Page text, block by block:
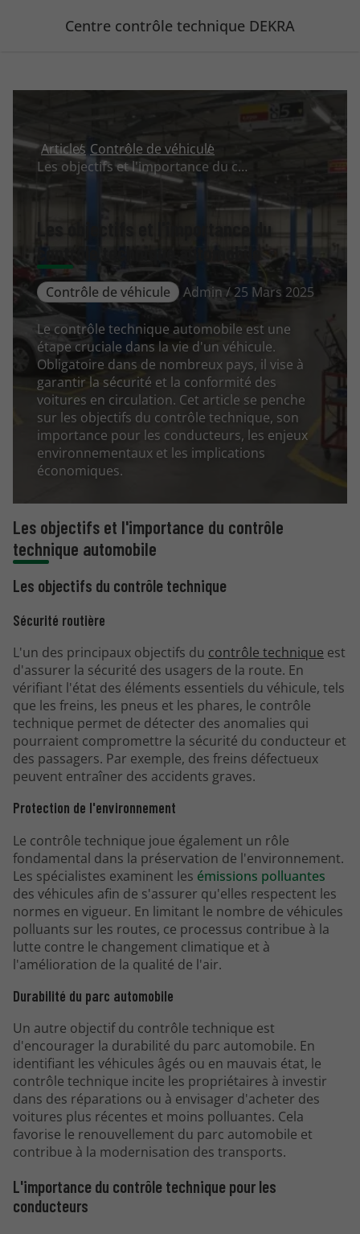
Centre contrôle technique DEKRA
Articles Contrôle de véhicule
Les objectifs et l'importance du contrôle technique automobile
Les objectifs et l'importance du
contrôle technique automobile
Contrôle de véhicule Admin / 25 Mars 2025
Le contrôle technique automobile est une
étape cruciale dans la vie d'un véhicule.
Obligatoire dans de nombreux pays, il vise à
garantir la sécurité et la conformité des
voitures en circulation. Cet article se penche
sur les objectifs du contrôle technique, son
importance pour les conducteurs, les enjeux
environnementaux et les implications
économiques.
Les objectifs et l'importance du contrôle
technique automobile
Les objectifs du contrôle technique
Sécurité routière
L'un des principaux objectifs du contrôle technique est
d'assurer la sécurité des usagers de la route. En
vérifiant l'état des éléments essentiels du véhicule, tels
que les freins, les pneus et les phares, le contrôle
technique permet de détecter des anomalies qui
pourraient compromettre la sécurité du conducteur et
des passagers. Par exemple, des freins défectueux
peuvent entraîner des accidents graves.
Protection de l'environnement
Le contrôle technique joue également un rôle
fondamental dans la préservation de l'environnement.
Les spécialistes examinent les émissions polluantes
des véhicules afin de s'assurer qu'elles respectent les
normes en vigueur. En limitant le nombre de véhicules
polluants sur les routes, ce processus contribue à la
lutte contre le changement climatique et à
l'amélioration de la qualité de l'air.
Durabilité du parc automobile
Un autre objectif du contrôle technique est
d'encourager la durabilité du parc automobile. En
identifiant les véhicules âgés ou en mauvais état, le
contrôle technique incite les propriétaires à investir
dans des réparations ou à envisager d'acheter des
voitures plus récentes et moins polluantes. Cela
favorise le renouvellement du parc automobile et
contribue à la modernisation des transports.
L'importance du contrôle technique pour les
conducteurs